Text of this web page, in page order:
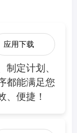
应用下载
定计划、
都能满足您
、便捷！